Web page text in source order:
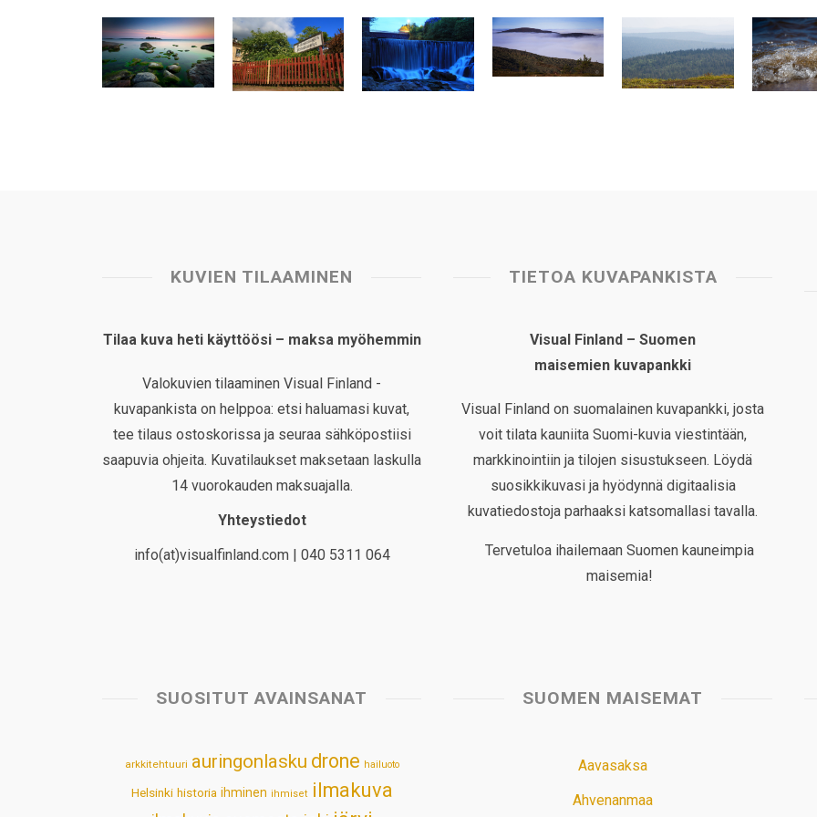
s
A
p
b
o
o
e
d
I
e
r
e
l
e
KUVIEN TILAAMINEN
Tilaa kuva heti käyttöösi – maksa myöhemmin
Valokuvien tilaaminen Visual Finland -
kuvapankista on helppoa: etsi haluamasi kuvat,
tee tilaus ostoskorissa ja seuraa sähköpostiisi
saapuvia ohjeita. Kuvatilaukset maksetaan laskulla
14 vuorokauden maksuajalla.
Yhteystiedot
info(at)visualfinland.com | 040 5311 064
TIETOA KUVAPANKISTA
Visual Finland – Suomen
maisemien kuvapankki
Visual Finland on suomalainen kuvapankki, josta
voit tilata kauniita Suomi-kuvia viestintään,
markkinointiin ja tilojen sisustukseen. Löydä
suosikkikuvasi ja hyödynnä digitaalisia
kuvatiedostoja parhaaksi katsomallasi tavalla.
Tervetuloa ihailemaan Suomen kauneimpia
maisemia!
SUOSITUT AVAINSANAT
arkkitehtuuri auringonlasku drone hailuoto
Helsinki historia ihminen ihmiset ilmakuva
SUOMEN MAISEMAT
Aavasaksa
Ahvenanmaa